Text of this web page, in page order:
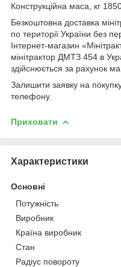
Конструкційна маса, кг
Безкоштовна доставка
по території України без
Інтернет-магазин
мінітрактор ДМТЗ 454 в
здійснюється за рахунок
Залишити заявку на
телефону.
Приховати
Характеристики
Основні
Потужність
Виробник
Країна виробник
Стан
Радіус повороту